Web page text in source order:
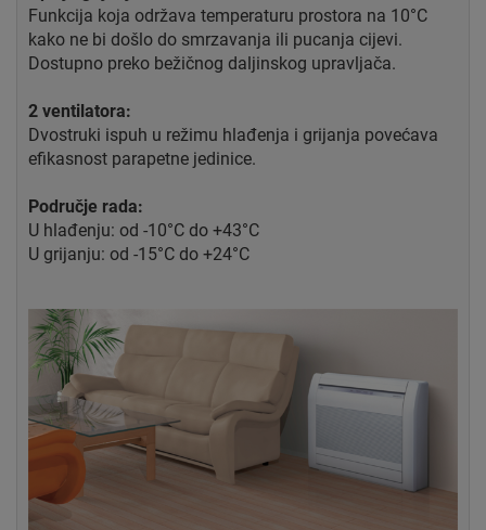
Funkcija koja održava temperaturu prostora na 10°C
kako ne bi došlo do smrzavanja ili pucanja cijevi.
Dostupno preko bežičnog daljinskog upravljača.
2 ventilatora:
Dvostruki ispuh u režimu hlađenja i grijanja povećava
efikasnost parapetne jedinice.
Područje rada:
U hlađenju: od -10°C do +43°C
U grijanju: od -15°C do +24°C